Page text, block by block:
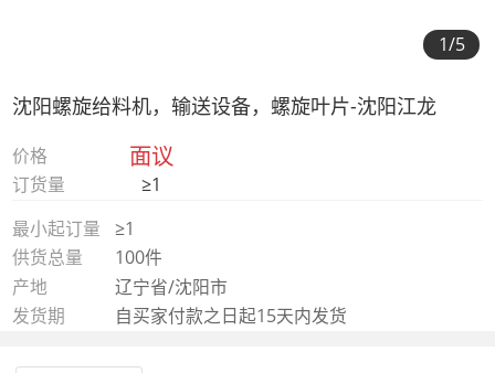
1/5
沈阳螺旋给料机，输送设备，螺旋叶片-沈阳江龙
价格 面议
订货量
≥1
最小起订量
≥1
供货总量
100件
产地
辽宁省/沈阳市
发货期
自买家付款之日起15天内发货